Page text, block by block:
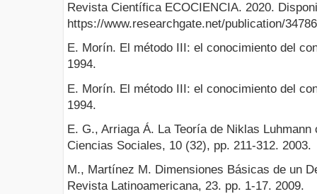
Revista Científica ECOCIENCIA. 2020.
https://www.researchgate.net/publication/
E. Morín. El método III: el conocimiento del
1994.
E. Morín. El método III: el conocimiento del
1994.
E. G., Arriaga Á. La Teoría de Niklas
Ciencias Sociales, 10 (32), pp. 211-312. 2003.
M., Martínez M. Dimensiones Básicas de un
Revista Latinoamericana, 23. pp. 1-17. 2009.